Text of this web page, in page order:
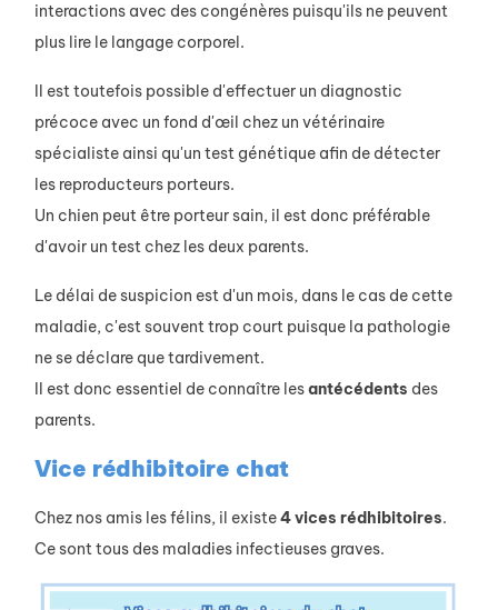
interactions avec des congénères puisqu'ils ne peuvent
plus lire le langage corporel.
Il est toutefois possible d'effectuer un diagnostic
précoce avec un fond d'œil chez un vétérinaire
spécialiste ainsi qu'un test génétique afin de détecter
les reproducteurs porteurs.
Un chien peut être porteur sain, il est donc préférable
d'avoir un test chez les deux parents.
Le délai de suspicion est d'un mois, dans le cas de cette
maladie, c'est souvent trop court puisque la pathologie
ne se déclare que tardivement.
Il est donc essentiel de connaître lesantécédents des
parents.
Vice rédhibitoire chat
Chez nos amis les félins, il existe4 vices rédhibitoires.
Ce sont tous des maladies infectieuses graves.